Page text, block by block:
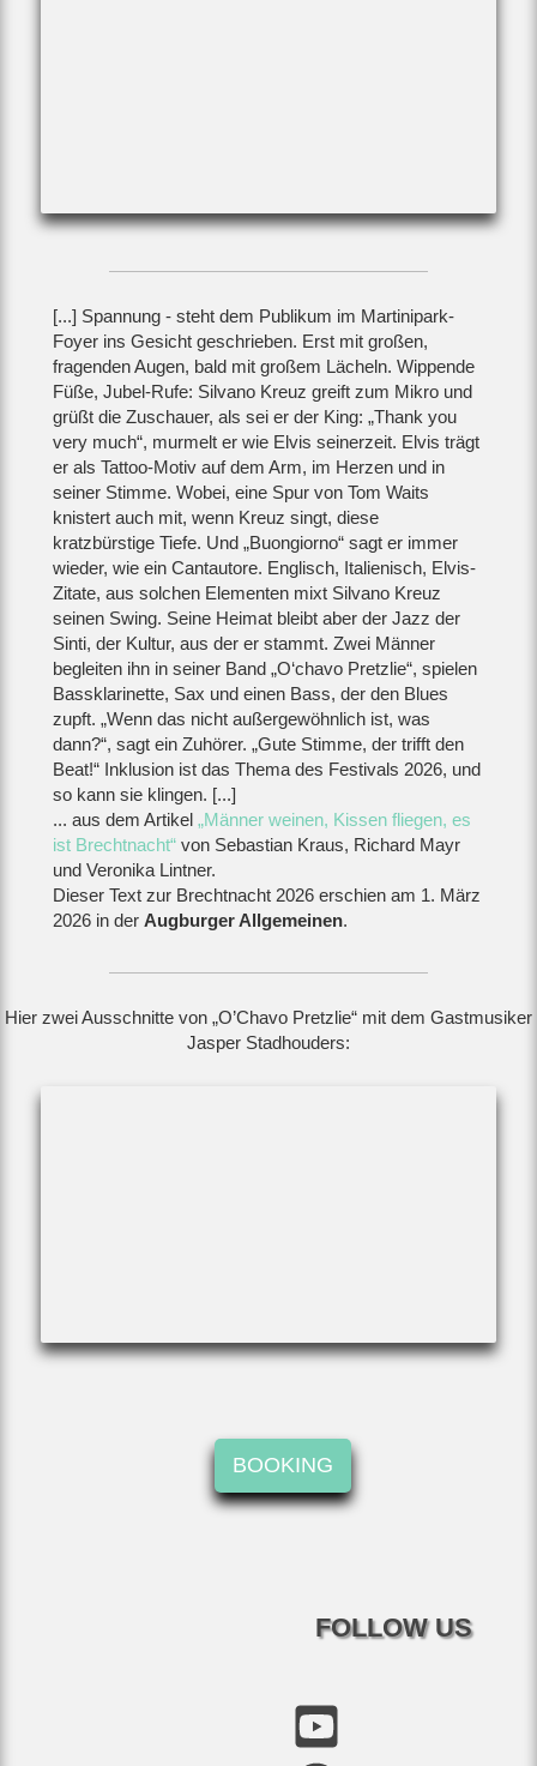
[...] Spannung - steht dem Publikum im Martinipark-
Foyer ins Gesicht geschrieben. Erst mit großen,
fragenden Augen, bald mit großem Lächeln. Wippende
Füße, Jubel-Rufe: Silvano Kreuz greift zum Mikro und
grüßt die Zuschauer, als sei er der King: „Thank you
very much“, murmelt er wie Elvis seinerzeit. Elvis trägt
er als Tattoo-Motiv auf dem Arm, im Herzen und in
seiner Stimme. Wobei, eine Spur von Tom Waits
knistert auch mit, wenn Kreuz singt, diese
kratzbürstige Tiefe. Und „Buongiorno“ sagt er immer
wieder, wie ein Cantautore. Englisch, Italienisch, Elvis-
Zitate, aus solchen Elementen mixt Silvano Kreuz
seinen Swing. Seine Heimat bleibt aber der Jazz der
Sinti, der Kultur, aus der er stammt. Zwei Männer
begleiten ihn in seiner Band „O‘chavo Pretzlie“, spielen
Bassklarinette, Sax und einen Bass, der den Blues
zupft. „Wenn das nicht außergewöhnlich ist, was
dann?“, sagt ein Zuhörer. „Gute Stimme, der trifft den
Beat!“ Inklusion ist das Thema des Festivals 2026, und
so kann sie klingen. [...]
... aus dem Artikel„Männer weinen, Kissen fliegen, es
ist Brechtnacht“ von Sebastian Kraus, Richard Mayr
und Veronika Lintner.
Dieser Text zur Brechtnacht 2026 erschien am 1. März
2026 in der Augburger Allgemeinen.
Hier zwei Ausschnitte von „O’Chavo Pretzlie“ mit dem Gastmusiker
Jasper Stadhouders:
BOOKING
FOLLOW US